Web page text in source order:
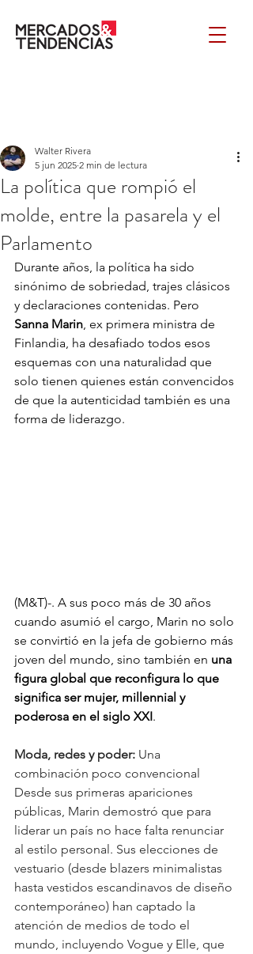
La política que rompió el
molde, entre la pasarela y el
Parlamento
Walter Rivera
5 jun 2025 2 min de lectura
Durante años, la política ha sido
sinónimo de sobriedad, trajes clásicos
y declaraciones contenidas. Pero
Sanna Marin, ex primera ministra de
Finlandia, ha desafiado todos esos
esquemas con una naturalidad que
solo tienen quienes están convencidos
de que la autenticidad también es una
forma de liderazgo.
(M&T)-. A sus poco más de 30 años
cuando asumió el cargo, Marin no solo
se convirtió en la jefa de gobierno más
joven del mundo, sino también en una
figura global que reconfigura lo que
significa ser mujer, millennial y
poderosa en el siglo XXI.
Moda, redes y poder: Una
combinación poco convencional
Desde sus primeras apariciones
públicas, Marin demostró que para
liderar un país no hace falta renunciar
al estilo personal. Sus elecciones de
vestuario (desde blazers minimalistas
hasta vestidos escandinavos de diseño
contemporáneo) han captado la
atención de medios de todo el
mundo, incluyendo Vogue y Elle, que